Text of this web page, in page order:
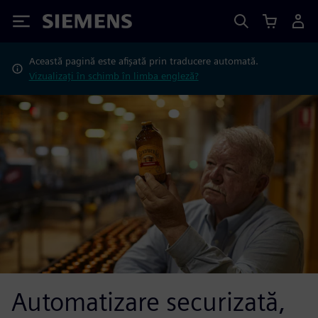
Siemens
Această pagină este afișată prin traducere automată.
Vizualizați în schimb în limba engleză?
Automatizare securizată,